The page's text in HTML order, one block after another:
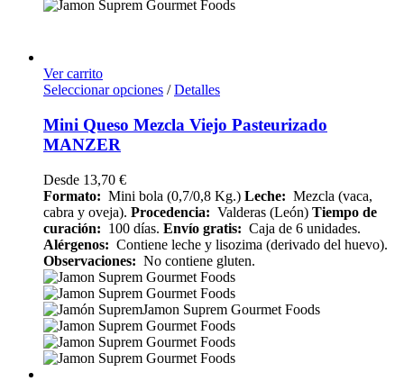
Ver carrito
Seleccionar opciones / Detalles
Mini Queso Mezcla Viejo Pasteurizado
MANZER
Desde 13,70 €
Formato: Mini bola (0,7/0,8 Kg.) Leche: Mezcla (vaca,
cabra y oveja). Procedencia: Valderas (León) Tiempo de
curación: 100 días. Envío gratis: Caja de 6 unidades.
Alérgenos: Contiene leche y lisozima (derivado del huevo).
Observaciones: No contiene gluten.